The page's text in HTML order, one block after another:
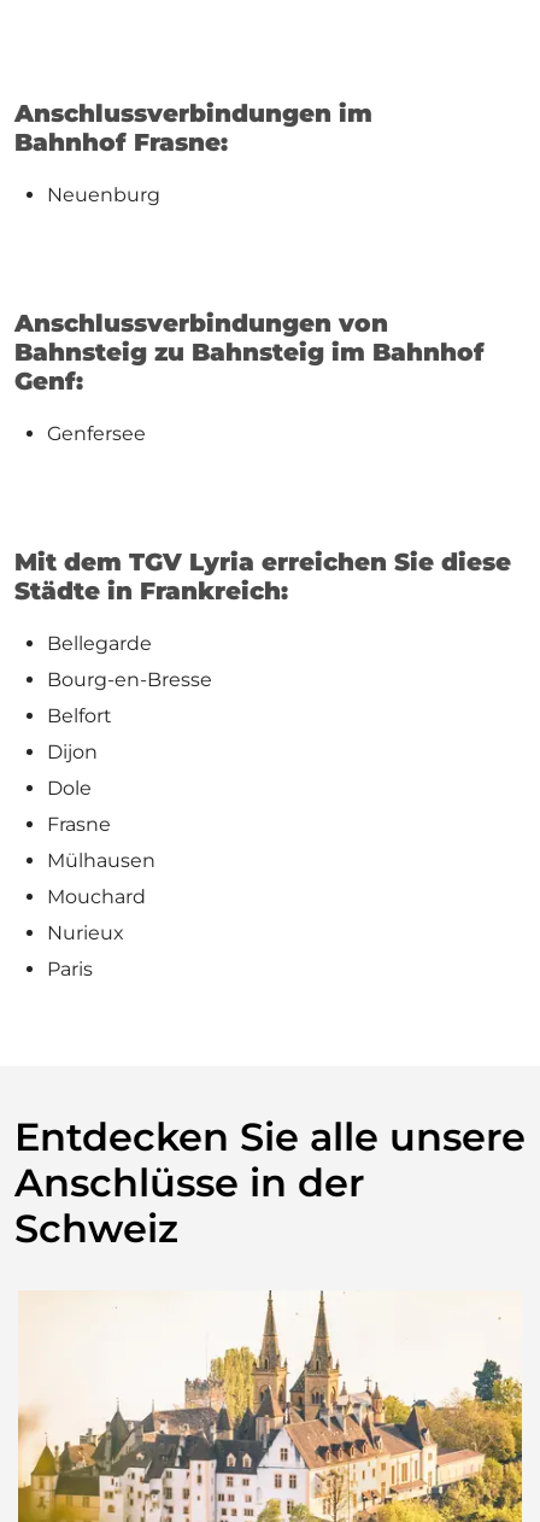
Anschlussverbindungen im
Bahnhof Frasne:
Neuenburg
Anschlussverbindungen von
Bahnsteig zu Bahnsteig im Bahnhof
Genf:
Genfersee
Mit dem TGV Lyria erreichen Sie diese
Städte in Frankreich:
Bellegarde
Bourg-en-Bresse
Belfort
Dijon
Dole
Frasne
Mülhausen
Mouchard
Nurieux
Paris
Entdecken Sie alle unsere
Anschlüsse in der
Schweiz